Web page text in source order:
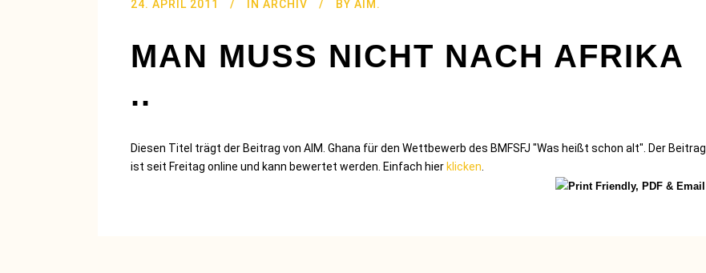
24. APRIL 2011 IN ARCHIV BY AIM.
MAN MUSS NICHT NACH AFRIKA
..
Diesen Titel trägt der Beitrag von AIM. Ghana für den Wettbewerb des BMFSFJ "Was heißt schon alt". Der Beitrag
ist seit Freitag online und kann bewertet werden. Einfach hier klicken